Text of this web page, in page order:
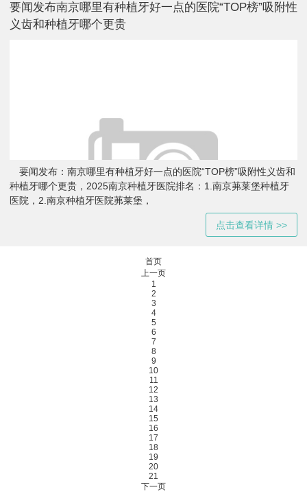
要闻发布南京哪里有种植牙好一点的医院“TOP榜”吸附性
义齿和种植牙哪个更贵
要闻发布：南京哪里有种植牙好一点的医院“TOP榜”吸附性义齿和
种植牙哪个更贵，2025南京种植牙医院排名：1.南京茀莱堡种植牙
医院，2.南京种植牙医院茀莱堡，
点击查看详情 >>
首页
上一页
1
2
3
4
5
6
7
8
9
10
11
12
13
14
15
16
17
18
19
20
21
下一页